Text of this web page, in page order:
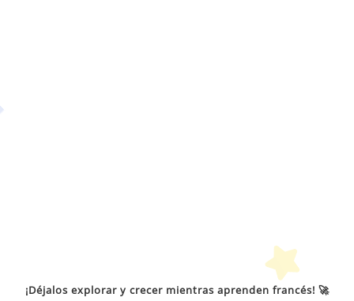
¡Déjalos explorar y crecer mientras aprenden francés! 🚀